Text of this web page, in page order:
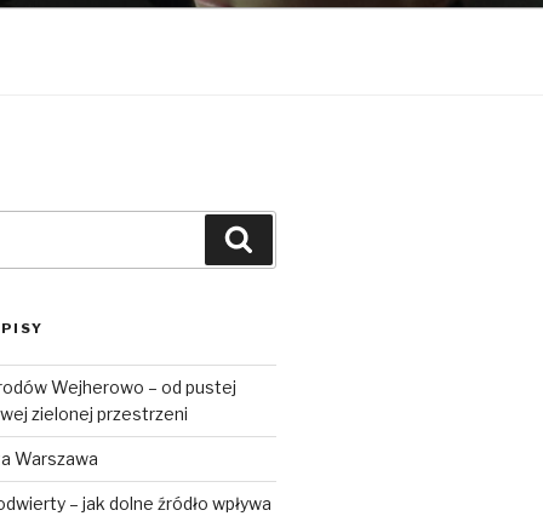
Wejherowo – od pustej
zielonej przestrzeni
Warszawa
– jak dolne źródło wpływa